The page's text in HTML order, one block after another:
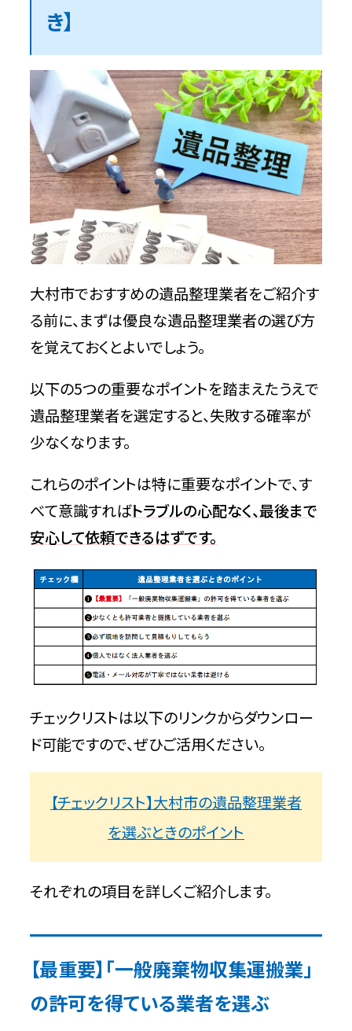
必見！遺品整理業者でよくあるトラブルと
対策
【トラブル①】処分してほしくないものを処
分される
【トラブル②】追加料金を請求される
【トラブル③】親族から不満が出る
大村市の遺品整理業者選びに迷ったら
「不用品回収相談所」へご相談ください
まとめ
き】
大村市でおすすめの遺品整理業者をご紹介す
る前に、まずは優良な遺品整理業者の選び方
を覚えておくとよいでしょう。
以下の5つの重要なポイントを踏まえたうえで
遺品整理業者を選定すると、失敗する確率が
少なくなります。
これらのポイントは特に重要なポイントで、す
べて意識すればトラブルの心配なく、最後まで
安心して依頼できるはずです。
チェックリストは以下のリンクからダウンロー
ド可能ですので、ぜひご活用ください。
【チェックリスト】大村市の遺品整理業者
を選ぶときのポイント
それぞれの項目を詳しくご紹介します。
【最重要】「一般廃棄物収集運搬業」
の許可を得ている業者を選ぶ